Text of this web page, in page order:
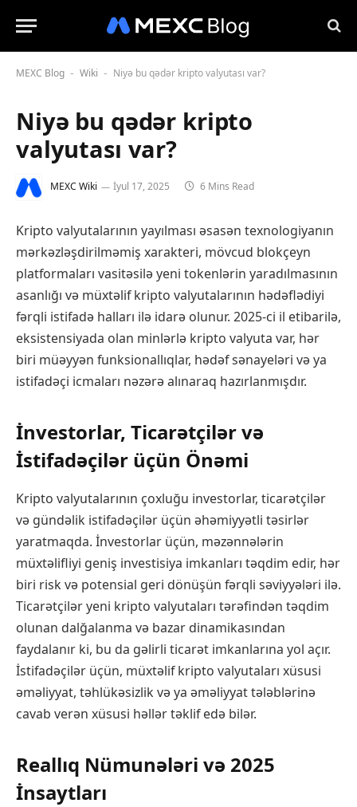
MEXC Blog - Wiki - Niyə bu qədər kripto valyutası var?
Niyə bu qədər kripto
valyutası var?
MEXC Wiki İyul 17, 2025 6 Mins Read
Kripto valyutalarının yayılması əsasən texnologiyanın
mərkəzləşdirilməmiş xarakteri, mövcud blokçeyn
platformaları vasitəsilə yeni tokenlərin yaradılmasının
asanlığı və müxtəlif kripto valyutalarının hədəflədiyi
fərqli istifadə halları ilə idarə olunur. 2025-ci il etibarilə,
eksistensiyada olan minlərlə kripto valyuta var, hər
biri müəyyən funksionallıqlar, hədəf sənayeləri və ya
istifadəçi icmaları nəzərə alınaraq hazırlanmışdır.
İnvestorlar, Ticarətçilər və
İstifadəçilər üçün Önəmi
Kripto valyutalarının çoxluğu investorlar, ticarətçilər
və gündəlik istifadəçilər üçün əhəmiyyətli təsirlər
yaratmaqda. İnvestorlar üçün, məzənnələrin
müxtəlifliyi geniş investisiya imkanları təqdim edir, hər
biri risk və potensial geri dönüşün fərqli səviyyələri ilə.
Ticarətçilər yeni kripto valyutaları tərəfindən təqdim
olunan dalğalanma və bazar dinamikasından
faydalanır ki, bu da gəlirli ticarət imkanlarına yol açır.
İstifadəçilər üçün, müxtəlif kripto valyutaları xüsusi
əməliyyat, təhlükəsizlik və ya əməliyyat tələblərinə
cavab verən xüsusi həllər təklif edə bilər.
Reallıq Nümunələri və 2025
İnsaytları